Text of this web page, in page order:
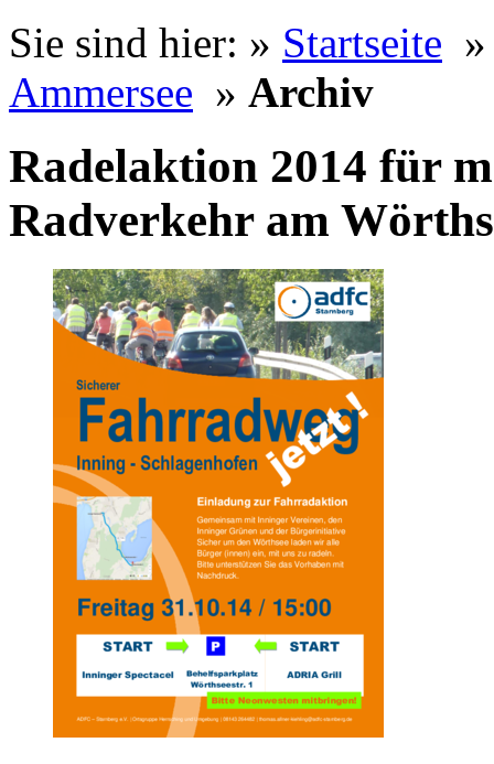
Sie sind hier: » Startseite
Ammersee » Archiv
Radelaktion 2014 für
Radverkehr am